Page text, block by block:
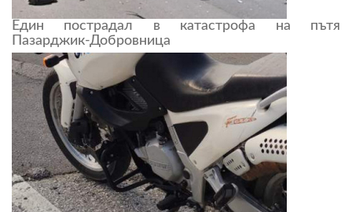
Един пострадал в катастрофа на пътя
Пазарджик-Добровница